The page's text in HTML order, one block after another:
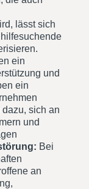
lässt sich
ein
und
ein
sich an
und
Bei
an